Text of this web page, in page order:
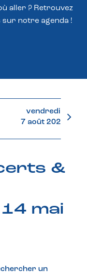
aller ? Retrouvez
sur notre agenda !
vendredi
7 août 2026
&
mai
un